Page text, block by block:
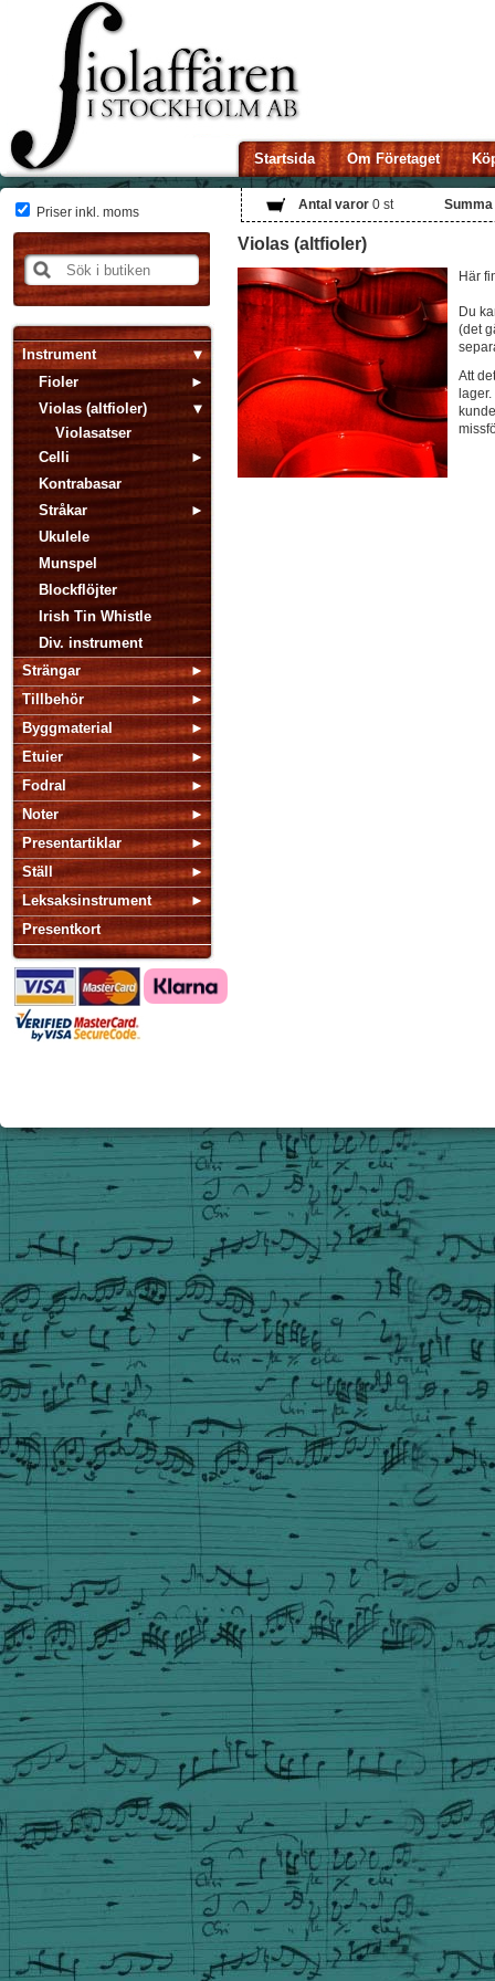
Startsida Om Företaget
Antal varor 0 st Summa
Priser inkl. moms
Instrument
Fioler
Violas (altfioler)
Violasatser
Celli
Kontrabasar
Stråkar
Ukulele
Munspel
Blockflöjter
Irish Tin Whistle
Div. instrument
Strängar
Tillbehör
Byggmaterial
Etuier
Fodral
Noter
Presentartiklar
Ställ
Leksaksinstrument
Presentkort
Violas (altfioler)
Här
Du
(det
Att